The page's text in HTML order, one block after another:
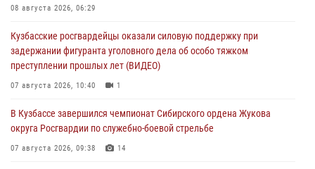
08 августа 2026, 06:29
Кузбасские росгвардейцы оказали силовую поддержку при
задержании фигуранта уголовного дела об особо тяжком
преступлении прошлых лет (ВИДЕО)
07 августа 2026, 10:40 1
В Кузбассе завершился чемпионат Сибирского ордена Жукова
округа Росгвардии по служебно-боевой стрельбе
07 августа 2026, 09:38 14